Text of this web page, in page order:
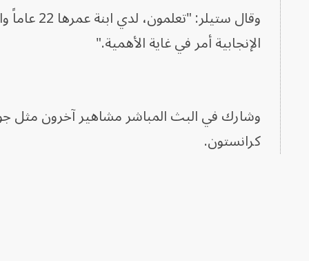
الإنجابية أمر في غاية الأهمية."
وشارك في البث المباشر مشاهير آخرون مثل
كرانستون.